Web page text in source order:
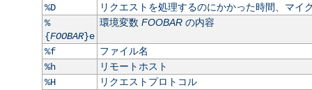
%D
リクエストを処理するのにかかった時間、マイ
%
{FOOBAR}e
環境変数 FOOBARの内容
%f
ファイル名
%h
リモートホスト
%H
リクエストプロトコル